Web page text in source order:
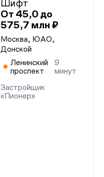
Шифт
От 45,0 до
575,7 млн ₽
Москва, ЮАО,
Донской
Ленинский
проспект
9
минут
Застройщик
«Пионер»